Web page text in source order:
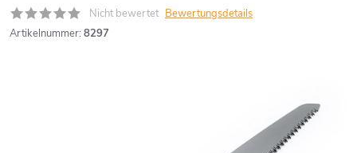
Nicht bewertet Bewertungsdetails
Artikelnummer: 8297